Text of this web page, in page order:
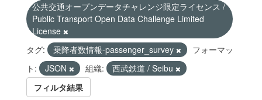
公共交通オープンデータチャレンジ限定ライセンス /
Public Transport Open Data Challenge Limited
License
タグ:
乗降者数情報-passenger_survey
フォーマッ
ト:
JSON 組織:
西武鉄道 / Seibu
フィルタ結果